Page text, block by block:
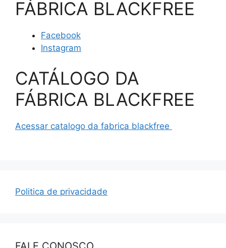
FÁBRICA BLACKFREE
Facebook
Instagram
CATÁLOGO DA
FÁBRICA BLACKFREE
Acessar catalogo da fabrica blackfree
Politica de privacidade